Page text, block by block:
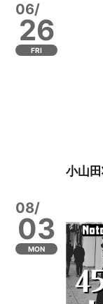
06/
26
FRI
小山
08/
03
MON